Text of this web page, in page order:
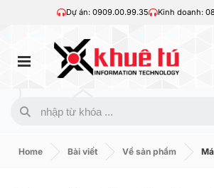
Dự án: 0909.00.99.35 Kinh doanh:
Home Bài viết Về sản phẩm